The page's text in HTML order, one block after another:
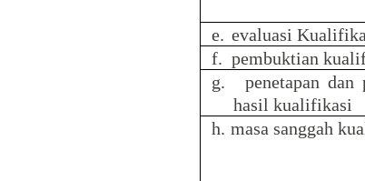
e. evaluasi
f. pembuktian
g.
penetapan dan
hasil kualifikasi
h. masa sanggah